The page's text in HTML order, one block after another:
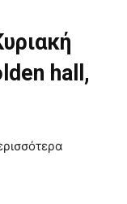
hall,